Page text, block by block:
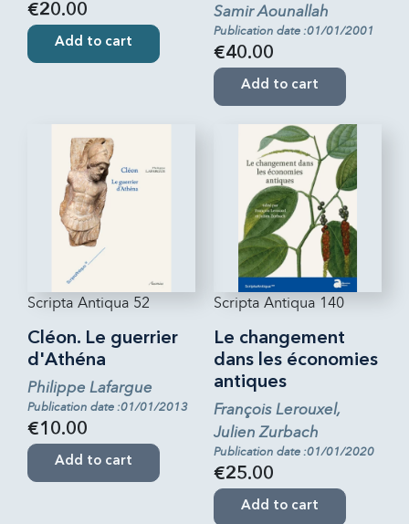
€20.00
Add to cart
Samir Aounallah
Publication date :01/01/2001
€40.00
Add to cart
Scripta Antiqua 52
Cléon. Le guerrier
d'Athéna
Philippe Lafargue
Publication date :01/01/2013
€10.00
Add to cart
Scripta Antiqua 140
Le changement
dans les économies
antiques
François Lerouxel,
Julien Zurbach
Publication date :01/01/2020
€25.00
Add to cart